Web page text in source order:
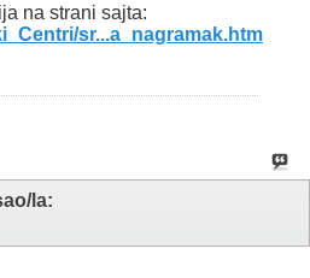
na strani sajta:
sr...a_nagramak.htm
la: